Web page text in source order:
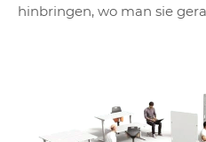
hinbringen, wo man sie